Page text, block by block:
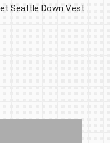
Seattle Down Vest